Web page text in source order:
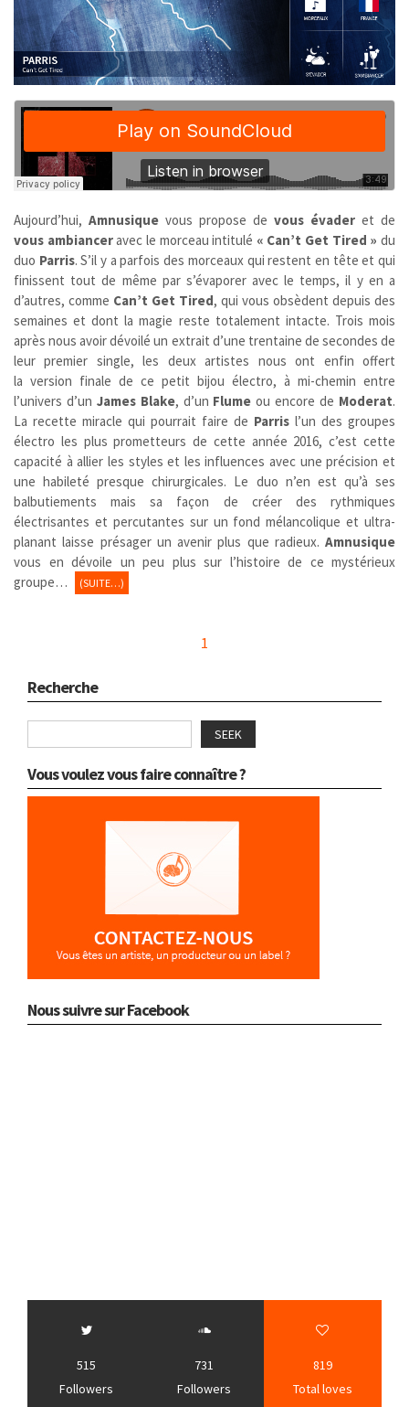
Aujourd’hui, Amnusique vous propose de vous évader et de
vous ambianceravec le morceau intitulé « Can’t Get Tired » du
duo Parris. S’il y a parfois des morceaux qui restent en tête et qui
finissent tout de même par s’évaporer avec le temps, il y en a
d’autres, comme Can’t Get Tired, qui vous obsèdent depuis des
semaines et dont la magie reste totalement intacte. Trois mois
après nous avoir dévoilé un extrait d’une trentaine de secondes de
leur premier single, les deux artistes nous ont enfin offert
la version finale de ce petit bijou électro, à mi-chemin entre
l’univers d’un James Blake, d’un Flume ou encore de Moderat.
La recette miracle qui pourrait faire de Parris l’un des groupes
électro les plus prometteurs de cette année 2016, c’est cette
capacité à allier les styles et les influences avec une précision et
une habileté presque chirurgicales. Le duo n’en est qu’à ses
balbutiements mais sa façon de créer des rythmiques
électrisantes et percutantes sur un fond mélancolique et ultra-
planant laisse présager un avenir plus que radieux. Amnusique
vous en dévoile un peu plus sur l’histoire de ce mystérieux
groupe…
(SUITE…)
1
Recherche
SEEK
Vous voulez vous faire connaître ?
Nous suivre sur Facebook
515
Followers
731
Followers
819
Total loves